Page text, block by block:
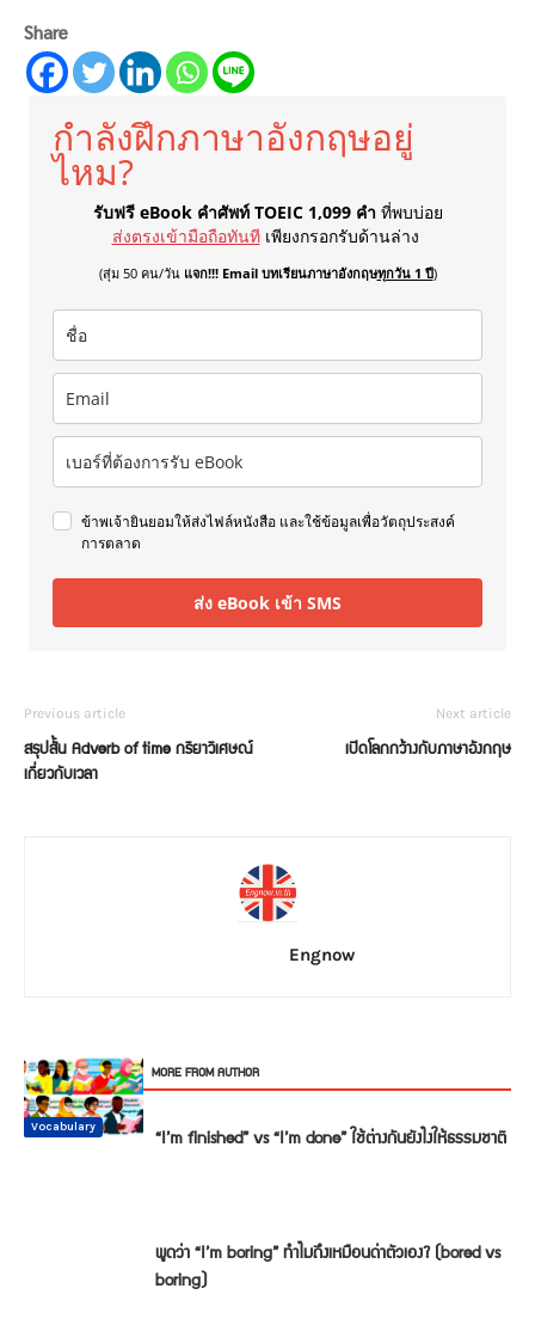
Share
กำลังฝึกภาษาอังกฤษอยู่
ไหม?
รับฟรี eBook คำศัพท์ TOEIC 1,099 คำ ที่พบบ่อย
ส่งตรงเข้ามือถือทันที เพียงกรอกรับด้านล่าง
(สุ่ม 50 คน/วัน แจก!!! Email บทเรียนภาษาอังกฤษทุกวัน 1 ปี)
ข้าพเจ้ายินยอมให้ส่งไฟล์หนังสือ และใช้ข้อมูลเพื่อวัตถุประสงค์
การตลาด
ส่ง eBook เข้า SMS
Previous article
สรุปสั้น Adverb of time กริยาวิเศษณ์
เกี่ยวกับเวลา
Next article
เปิดโลกกว้างกับภาษาอังกฤษ
Engnow
RELATED ARTICLES MORE FROM AUTHOR
Conversation “I’m finished” vs “I’m done” ใช้ต่างกันยังไงให้ธรรมชาติ
Vocabulary
พูดว่า “I’m boring” ทำไมถึงเหมือนด่าตัวเอง? (bored vs
boring)
Vocabulary
Vocabulary
Vocabulary
Vocabulary